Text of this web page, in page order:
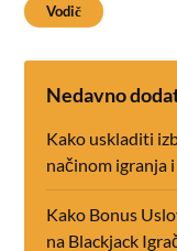
Vodič
Nedavno
Kako uskladiti
načinom igranja
Kako Bonus
na Blackjack